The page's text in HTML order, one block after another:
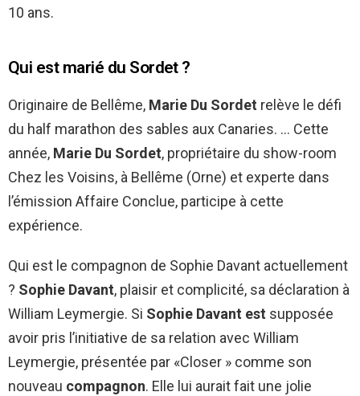
10 ans.
Qui est marié du Sordet ?
Originaire de Bellême, Marie Du Sordet relève le défi
du half marathon des sables aux Canaries. … Cette
année, Marie Du Sordet, propriétaire du show-room
Chez les Voisins, à Bellême (Orne) et experte dans
l’émission Affaire Conclue, participe à cette
expérience.
Qui est le compagnon de Sophie Davant actuellement
? Sophie Davant, plaisir et complicité, sa déclaration à
William Leymergie. Si Sophie Davant est supposée
avoir pris l’initiative de sa relation avec William
Leymergie, présentée par «Closer » comme son
nouveau compagnon. Elle lui aurait fait une jolie